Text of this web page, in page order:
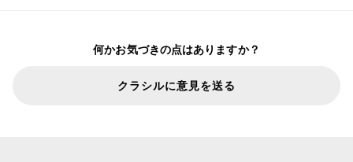
何かお気づきの点はありますか？
クラシルに意見を送る